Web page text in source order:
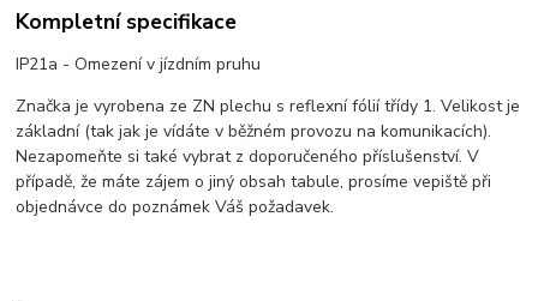
Kompletní specifikace
IP21a - Omezení v jízdním pruhu
Značka je vyrobena ze ZN plechu s reflexní fólií třídy 1. Velikost je
základní (tak jak je vídáte v běžném provozu na komunikacích).
Nezapomeňte si také vybrat z doporučeného příslušenství. V
případě, že máte zájem o jiný obsah tabule, prosíme vepiště při
objednávce do poznámek Váš požadavek.